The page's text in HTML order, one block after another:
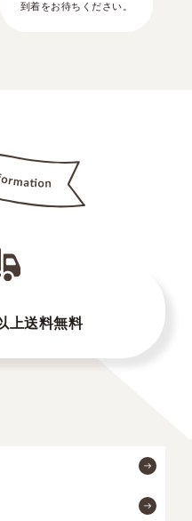
到着をお待ちください。
上送料無料